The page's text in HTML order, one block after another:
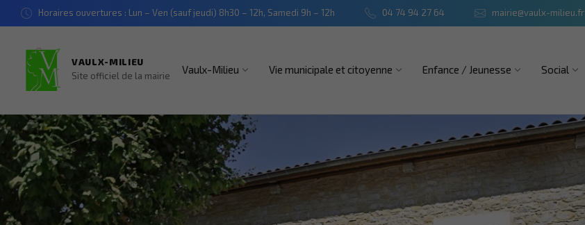
contenu
menu
pied
Horaires ouvertures : Lun – Ven (sauf jeudi) 8h30 – 12h, Samedi 9h – 12h 04 74 94 27 64 mairie@vaulx-milieu.fr
VAULX-MILIEU
Site officiel de la mairie
Vaulx-Milieu Vie municipale et citoyenne Enfance / Jeunesse Social